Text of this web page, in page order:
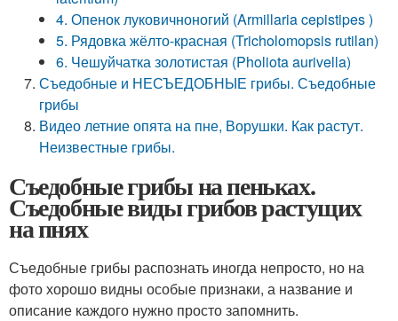
4. Опенок луковичноногий (Armillaria cepistipes )
5. Рядовка жёлто-красная (Tricholomopsis rutilan)
6. Чешуйчатка золотистая (Pholiota aurivella)
Съедобные и НЕСЪЕДОБНЫЕ грибы. Съедобные
грибы
Видео летние опята на пне, Ворушки. Как растут.
Неизвестные грибы.
Съедобные грибы на пеньках.
Съедобные виды грибов растущих
на пнях
Съедобные грибы распознать иногда непросто, но на
фото хорошо видны особые признаки, а название и
описание каждого нужно просто запомнить.